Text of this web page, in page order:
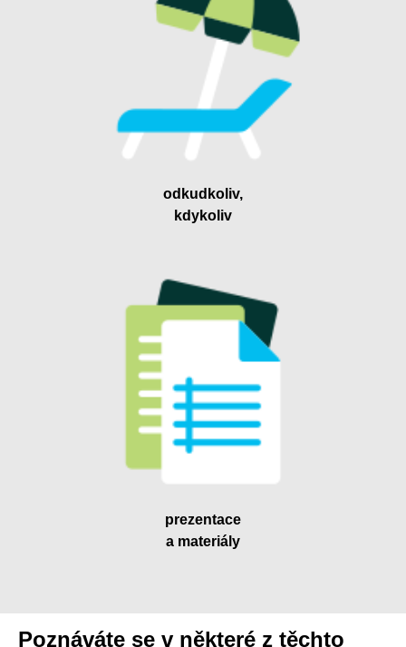
odkudkoliv,
kdykoliv
prezentace
a materiály
Poznáváte se v některé z těchto